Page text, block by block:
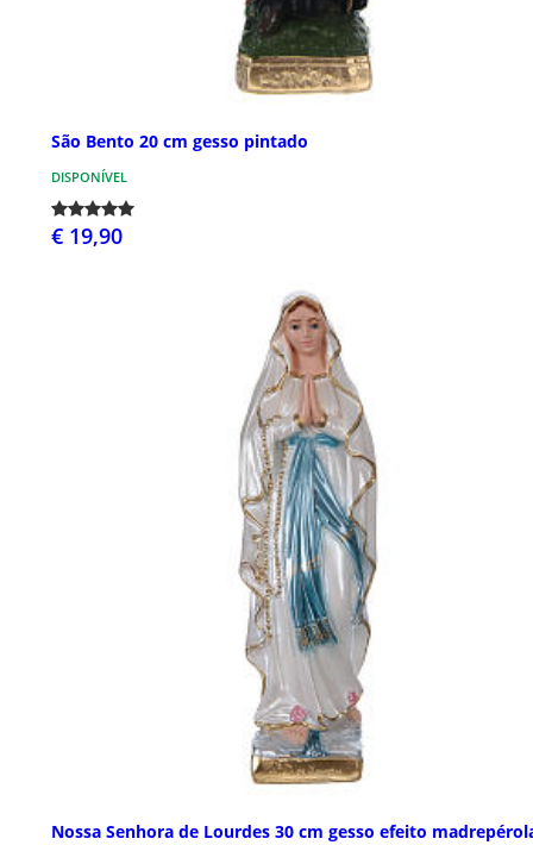
São Bento 20 cm gesso pintado
DISPONÍVEL
€ 19,90
Nossa Senhora de Lourdes 30 cm gesso efeito